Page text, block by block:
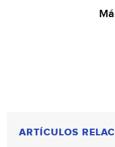
ARTÍCULOS